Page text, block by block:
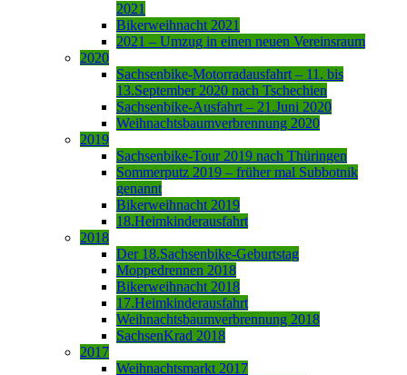
2021
Bikerweihnacht 2021
2021 – Umzug in einen neuen Vereinsraum
2020
Sachsenbike-Motorradausfahrt – 11. bis
13.September 2020 nach Tschechien
Sachsenbike-Ausfahrt – 21.Juni 2020
Weihnachtsbaumverbrennung 2020
2019
Sachsenbike-Tour 2019 nach Thüringen
Sommerputz 2019 – früher mal Subbotnik
genannt
Bikerweihnacht 2019
18.Heimkinderausfahrt
2018
Der 18.Sachsenbike-Geburtstag
Moppedrennen 2018
Bikerweihnacht 2018
17.Heimkinderausfahrt
Weihnachtsbaumverbrennung 2018
SachsenKrad 2018
2017
Weihnachtsmarkt 2017